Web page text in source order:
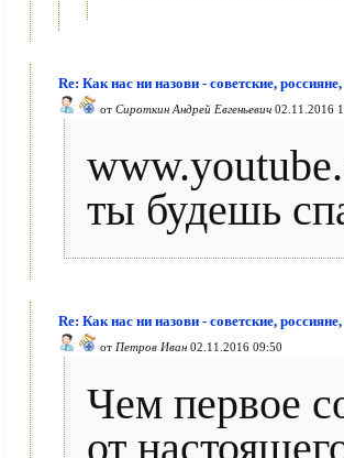
Re: Как нас ни назови - советские,
от Сироткин Андрей Евгеньевич 02.11.2016
ты будешь
Re: Как нас ни назови - советские,
от Петров Иван 02.11.2016 09:50
Чем первое
от